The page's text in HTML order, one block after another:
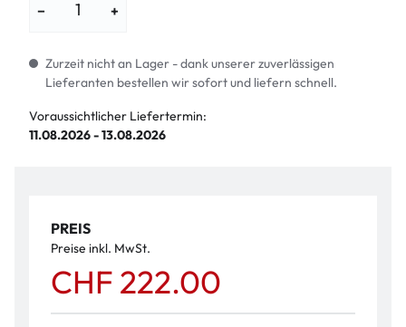
− +
Zurzeit nicht an Lager - dank unserer zuverlässigen
Lieferanten bestellen wir sofort und liefern schnell.
Voraussichtlicher Liefertermin:
11.08.2026 - 13.08.2026
PREIS
Preise inkl. MwSt.
CHF 222.00